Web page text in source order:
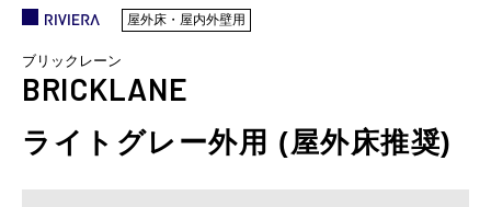
屋外床・屋内外壁用
ブリックレーン
BRICKLANE
ライトグレー外用 (屋外床推奨)